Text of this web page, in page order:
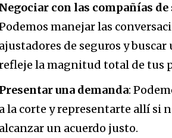
Negociar con las compañías de
manejar las
ajustadores de seguros y buscar
la magnitud total de tus
Presentar una demanda:
a la corte y representarte allí si
alcanzar un acuerdo justo.